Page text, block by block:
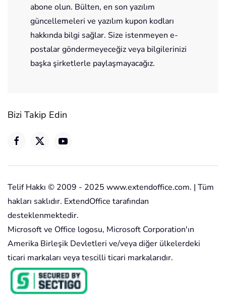
abone olun. Bülten, en son yazılım
güncellemeleri ve yazılım kupon kodları
hakkında bilgi sağlar. Size istenmeyen e-
postalar göndermeyeceğiz veya bilgilerinizi
başka şirketlerle paylaşmayacağız.
Bizi Takip Edin
Telif Hakkı © 2009 - 2025 www.extendoffice.com. | Tüm
hakları saklıdır. ExtendOffice tarafından
desteklenmektedir.
Microsoft ve Office logosu, Microsoft Corporation'ın
Amerika Birleşik Devletleri ve/veya diğer ülkelerdeki
ticari markaları veya tescilli ticari markalarıdır.